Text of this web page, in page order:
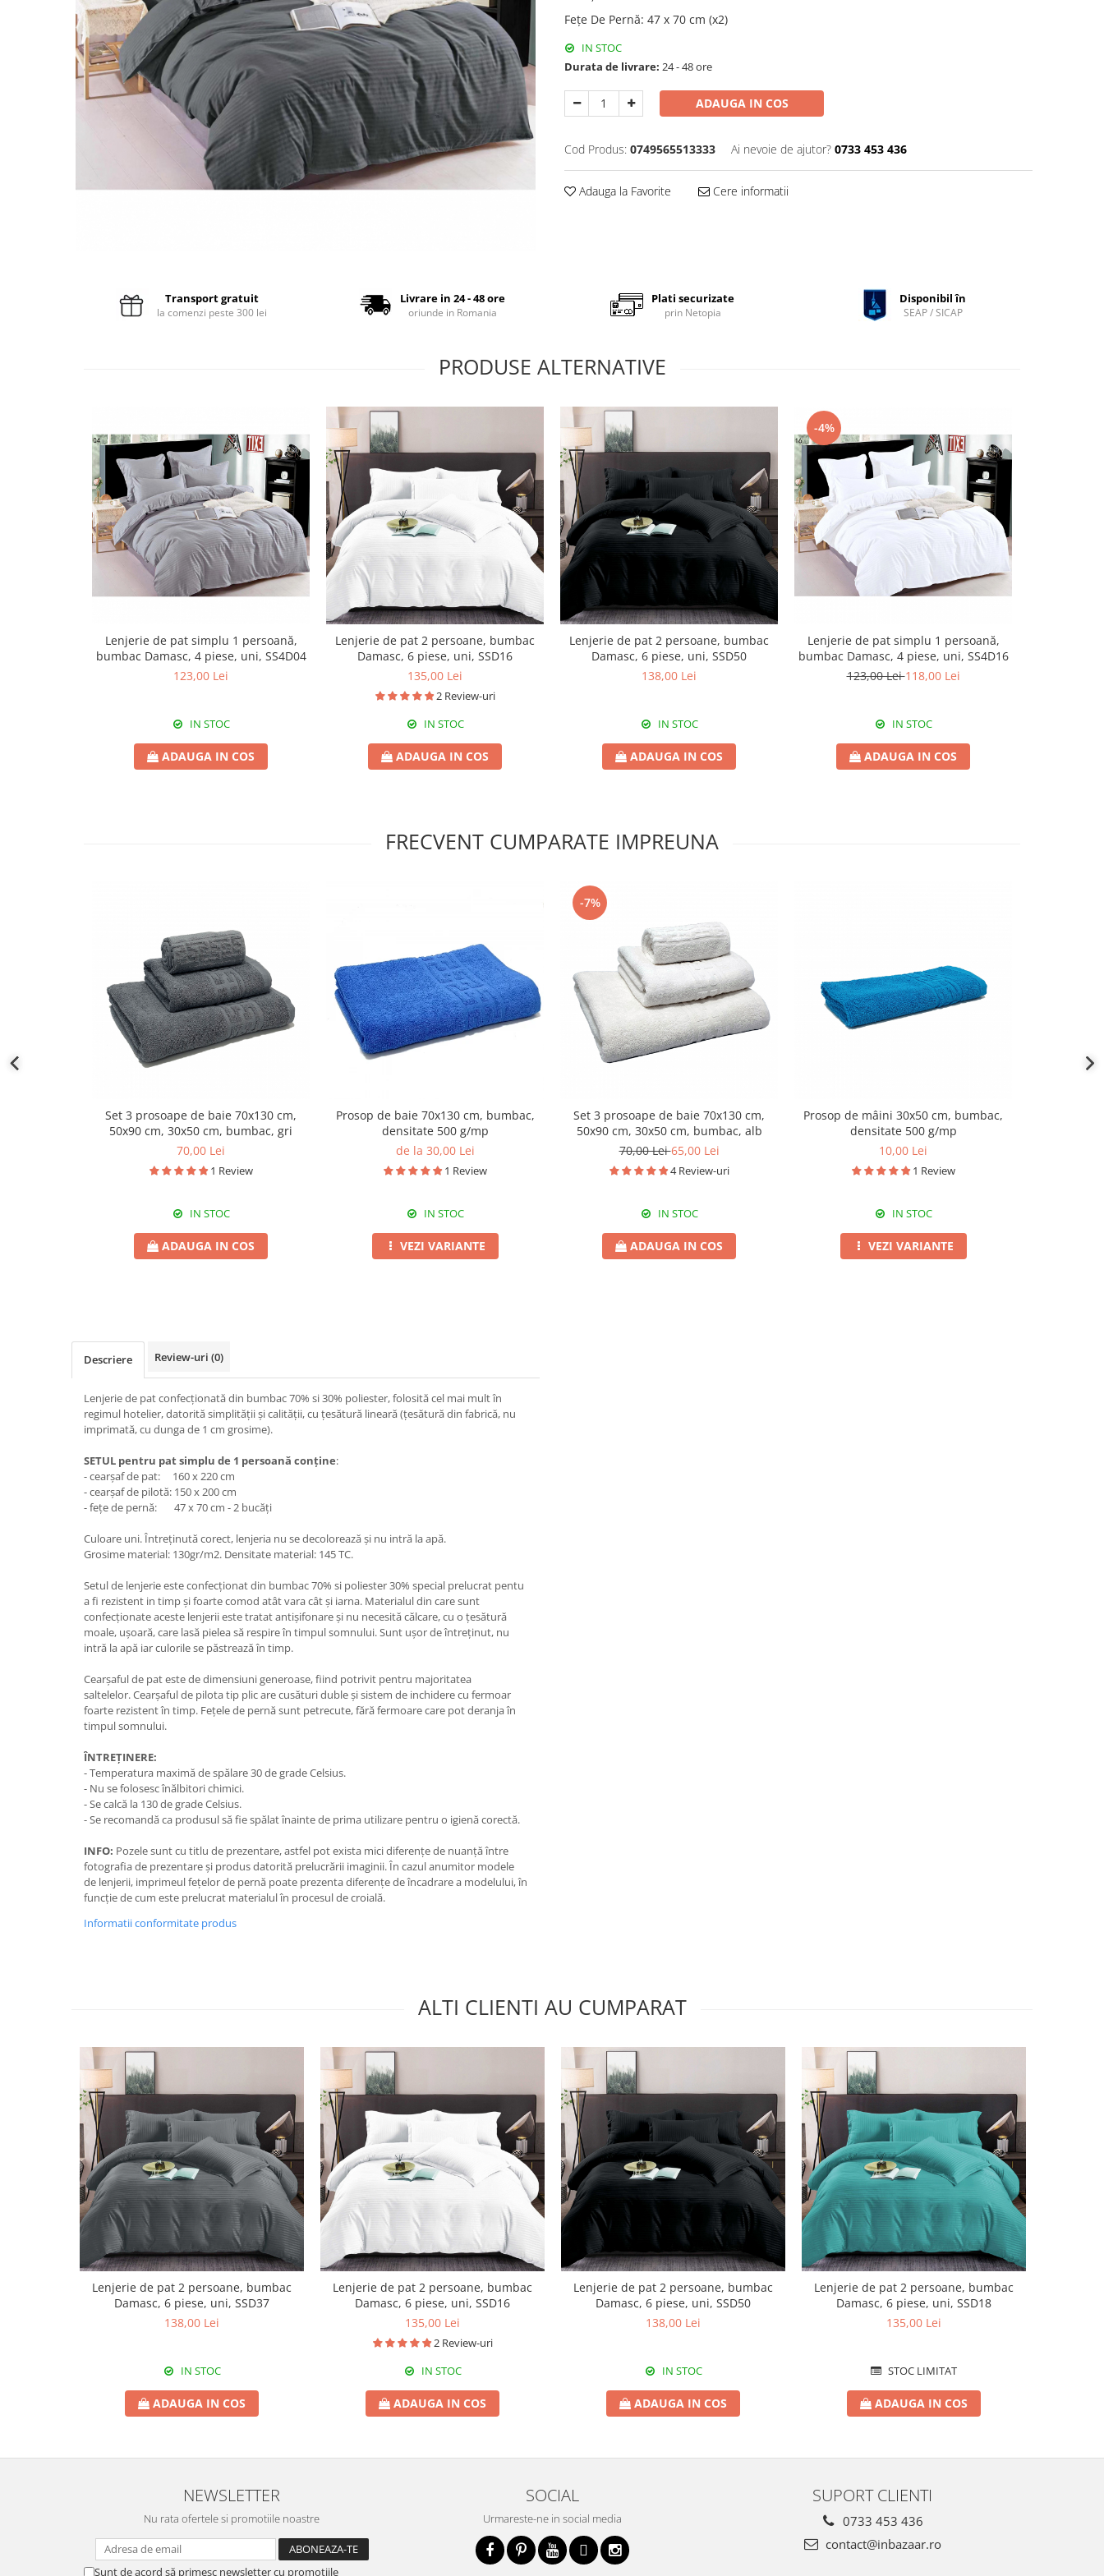
Pilote cu blăniță
Fețe De Pernă: 47 x 70 cm (x2)
IN STOC
Durata de livrare: 24 - 48 ore
ADAUGA IN COS
Cod Produs: 0749565513333 Ai nevoie de ajutor? 0733 453 436
Adauga la Favorite Cere informatii
Transport gratuit
la comenzi peste 300 lei
Livrare in 24 - 48 ore
oriunde in Romania
Plati securizate
prin Netopia
Disponibil în
SEAP / SICAP
PRODUSE ALTERNATIVE
Lenjerie de pat simplu 1 persoană,
bumbac Damasc, 4 piese, uni, SS4D04
123,00 Lei
IN STOC
ADAUGA IN COS
Lenjerie de pat 2 persoane, bumbac
Damasc, 6 piese, uni, SSD16
135,00 Lei
2 Review-uri
IN STOC
ADAUGA IN COS
Lenjerie de pat 2 persoane, bumbac
Damasc, 6 piese, uni, SSD50
138,00 Lei
IN STOC
ADAUGA IN COS
-4%
Lenjerie de pat simplu 1 persoană,
bumbac Damasc, 4 piese, uni, SS4D16
123,00 Lei118,00 Lei
IN STOC
ADAUGA IN COS
FRECVENT CUMPARATE IMPREUNA
Set 3 prosoape de baie 70x130 cm,
50x90 cm, 30x50 cm, bumbac, gri
70,00 Lei
1 Review
IN STOC
ADAUGA IN COS
Prosop de baie 70x130 cm, bumbac,
densitate 500 g/mp
de la 30,00 Lei
1 Review
IN STOC
VEZI VARIANTE
-7%
Set 3 prosoape de baie 70x130 cm,
50x90 cm, 30x50 cm, bumbac, alb
70,00 Lei65,00 Lei
4 Review-uri
IN STOC
ADAUGA IN COS
Prosop de mâini 30x50 cm, bumbac,
densitate 500 g/mp
10,00 Lei
1 Review
IN STOC
VEZI VARIANTE
Descriere Review-uri (0)
Lenjerie de pat confecționată din bumbac 70% si 30% poliester, folosită cel mai mult în
regimul hotelier, datorită simplității și calității, cu țesătură lineară (țesătură din fabrică, nu
imprimată, cu dunga de 1 cm grosime).
SETUL pentru pat simplu de 1 persoană conține:
- cearșaf de pat: 160 x 220 cm
- cearșaf de pilotă: 150 x 200 cm
- fețe de pernă: 47 x 70 cm - 2 bucăți
Culoare uni. Întreținută corect, lenjeria nu se decolorează și nu intră la apă.
Grosime material: 130gr/m2. Densitate material: 145 TC.
Setul de lenjerie este confecționat din bumbac 70% si poliester 30% special prelucrat pentu
a fi rezistent in timp și foarte comod atât vara cât și iarna. Materialul din care sunt
confecționate aceste lenjerii este tratat antișifonare și nu necesită călcare, cu o țesătură
moale, ușoară, care lasă pielea să respire în timpul somnului. Sunt ușor de întreținut, nu
intră la apă iar culorile se păstrează în timp.
Cearșaful de pat este de dimensiuni generoase, fiind potrivit pentru majoritatea
saltelelor. Cearșaful de pilota tip plic are cusături duble și sistem de inchidere cu fermoar
foarte rezistent în timp. Fețele de pernă sunt petrecute, fără fermoare care pot deranja în
timpul somnului.
ÎNTREȚINERE:
- Temperatura maximă de spălare 30 de grade Celsius.
- Nu se folosesc înălbitori chimici.
- Se calcă la 130 de grade Celsius.
- Se recomandă ca produsul să fie spălat înainte de prima utilizare pentru o igienă corectă.
INFO: Pozele sunt cu titlu de prezentare, astfel pot exista mici diferențe de nuanță între
fotografia de prezentare și produs datorită prelucrării imaginii. În cazul anumitor modele
de lenjerii, imprimeul fețelor de pernă poate prezenta diferențe de încadrare a modelului, în
funcție de cum este prelucrat materialul în procesul de croială.
Informatii conformitate produs
ALTI CLIENTI AU CUMPARAT
Lenjerie de pat 2 persoane, bumbac
Damasc, 6 piese, uni, SSD37
138,00 Lei
IN STOC
ADAUGA IN COS
Lenjerie de pat 2 persoane, bumbac
Damasc, 6 piese, uni, SSD16
135,00 Lei
2 Review-uri
IN STOC
ADAUGA IN COS
Lenjerie de pat 2 persoane, bumbac
Damasc, 6 piese, uni, SSD50
138,00 Lei
IN STOC
ADAUGA IN COS
Lenjerie de pat 2 persoane, bumbac
Damasc, 6 piese, uni, SSD18
135,00 Lei
STOC LIMITAT
ADAUGA IN COS
NEWSLETTER
Nu rata ofertele si promotiile noastre
Sunt de acord să primesc newsletter cu promotiile
SOCIAL
Urmareste-ne in social media
SUPORT CLIENTI
0733 453 436
contact@inbazaar.ro